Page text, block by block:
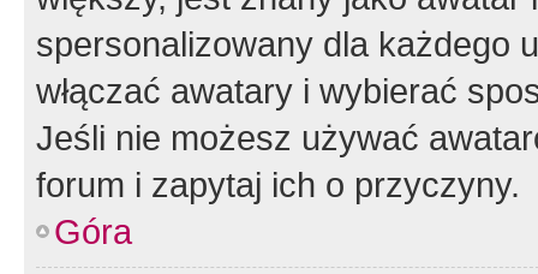
spersonalizowany dla każdego
włączać awatary i wybierać
Jeśli nie możesz używać
forum i zapytaj ich o przyczyny.
Góra